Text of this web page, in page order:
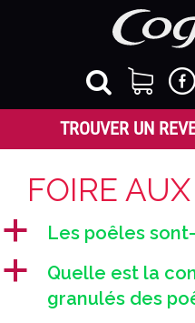
FOIRE
a Les poêles
a
Quelle est la
granulés des